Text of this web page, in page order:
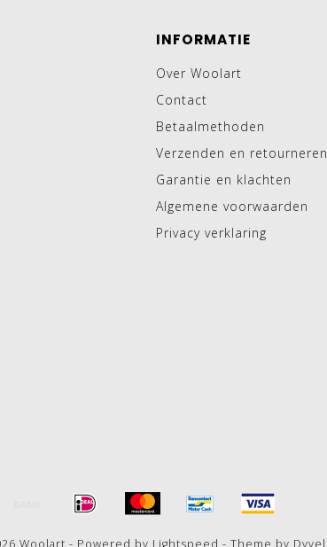
INFORMATIE
Over Woolart
Contact
Betaalmethoden
Verzenden en retourneren
Garantie en klachten
Algemene voorwaarden
Privacy verklaring
Woolart - Powered by Lightspeed - Theme by